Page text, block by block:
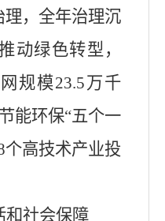
，全年治理沉
动绿色转型 ，
网规模23.5万千
能环保“五个一
个高技术产业投
和社会保障